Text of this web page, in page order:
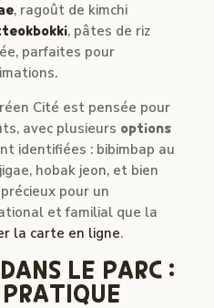
, ragoût de kimchi
, pâtes de riz
parfaites pour
Cité est pensée pour
avec plusieurs options
identifiées : bibimbap au
hobak jeon, et bien
pour un
et familial que la
la carte en ligne.
LE PARC :